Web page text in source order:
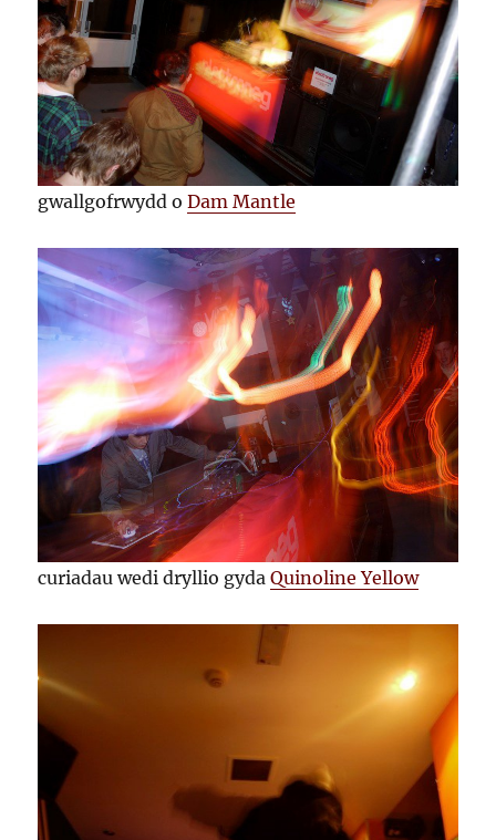
gwallgofrwydd oDam Mantle
curiadau wedi dryllio gydaQuinoline Yellow